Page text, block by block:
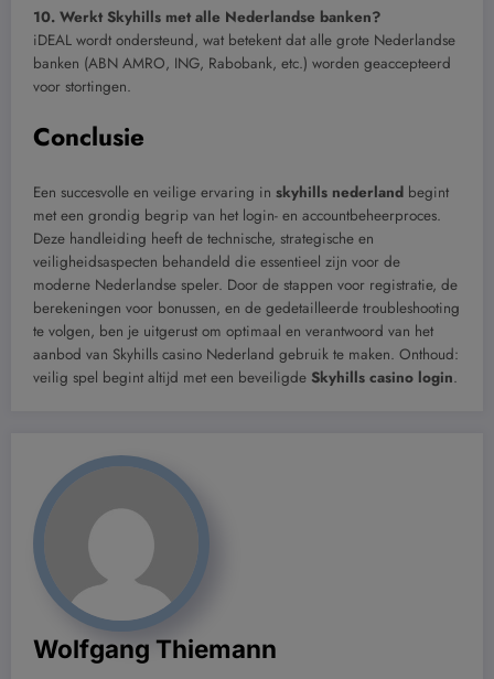
10. Werkt Skyhills met alle Nederlandse banken?
iDEAL wordt ondersteund, wat betekent dat alle grote Nederlandse
banken (ABN AMRO, ING, Rabobank, etc.) worden geaccepteerd
voor stortingen.
Conclusie
Een succesvolle en veilige ervaring in skyhills nederland begint
met een grondig begrip van het login- en accountbeheerproces.
Deze handleiding heeft de technische, strategische en
veiligheidsaspecten behandeld die essentieel zijn voor de
moderne Nederlandse speler. Door de stappen voor registratie, de
berekeningen voor bonussen, en de gedetailleerde troubleshooting
te volgen, ben je uitgerust om optimaal en verantwoord van het
aanbod van Skyhills casino Nederland gebruik te maken. Onthoud:
veilig spel begint altijd met een beveiligde Skyhills casino login.
Wolfgang Thiemann